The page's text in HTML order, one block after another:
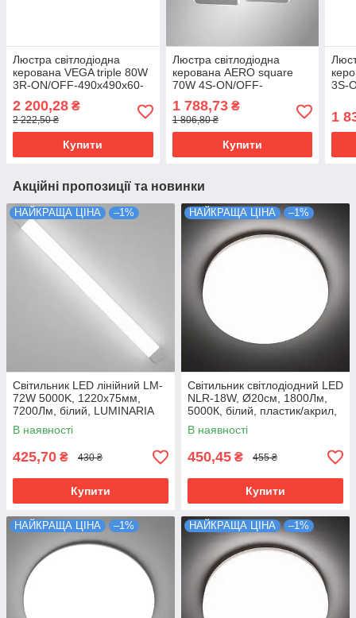
Люстра світлодіодна
керована VEGA triple 80W
3R-ON/OFF-490х490x60-
BLACK/WHITE-220-IP20
2 200,28 ₴
2 222,50 ₴
Купити
Люстра світлодіодна
керована AERO square
70W 4S-ON/OFF-
455х455х60-
WHITE/WHITE-220-IP20
1 788,73₴
1 806,80 ₴
Купити
3S-
1
Акційні пропозиції та новинки
НАЙКРАЩА ЦІНА –1%
Світильник LED лінійний LM-
72W 5000K, 1220х75мм,
7200Лм, білий, LUMINARIA
В наявності
425,70 ₴ 430 ₴
Купити
НАЙКРАЩА ЦІНА –1%
Світильник світлодіодний LED
NLR-18W, Ø20см, 1800Лм,
5000К, білий, пластик/акрил,
LUMINARIA
В наявності
450,45 ₴ 455 ₴
Купити
НАЙКРАЩА ЦІНА –1% НАЙКРАЩА ЦІНА –1%